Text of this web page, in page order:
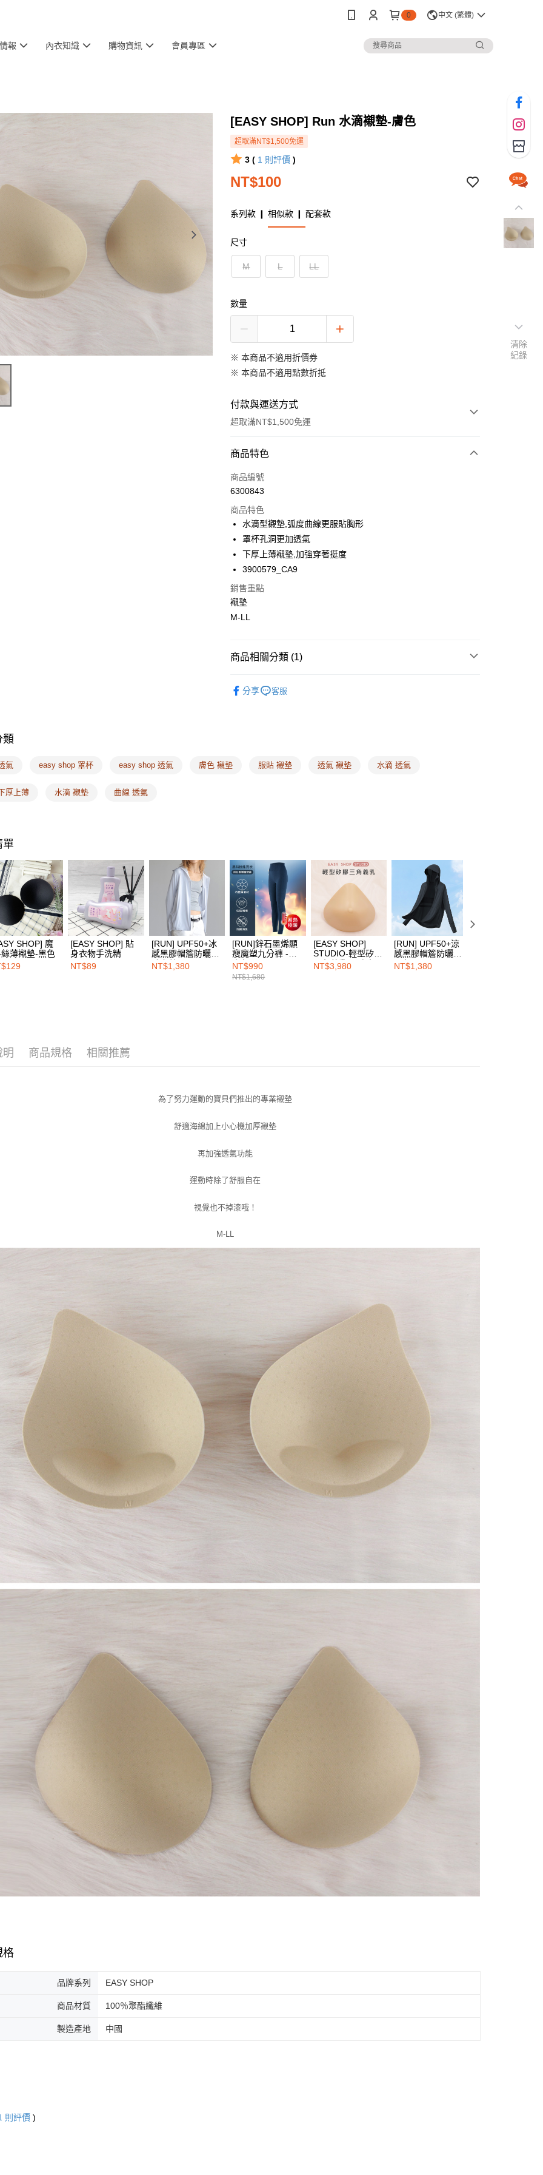
0 中文 (繁體)
報 內衣知識 購物資訊 會員專區
[EASY SHOP] Run 水滴襯墊-膚色
超取滿NT$1,500免運
3 ( 1 則評價 )
NT$100
系列款 ❙ 相似款 ❙ 配套款
尺寸
M L LL
數量
※ 本商品不適用折價券
※ 本商品不適用點數折抵
付款與運送方式
超取滿NT$1,500免運
付款方式
信用卡一次付款
LINE Pay
Apple Pay
悠遊付
Google Pay
AFTEE先享後付
AFTEE先享後付是「在收到商品之後才付款」的支付方式。 讓您購物簡單
１．於結帳方式選擇「AFTEE先享後付」後，將跳轉至「AFTEE先享後
是否繳費成功／繳費後需取消欲退款等相關疑問，請聯繫「AFTEE先享後
付客戶支援中心」
https://netprotections.freshdesk.com/support/home
【注意事項】
１．透過由恩沛科技股份有限公司提供之「AFTEE先享後付」服務完成之
交易，需依本服務之必要範圍內提供個人資料，並將交易相關給付款項請
求債權轉讓予恩沛科技股份有限公司。
２．關於個人資料處理事宜，請瀏覽以下網址：
https://aftee.tw/terms/#terms3
３．未成年的使用者請事先徵得法定代理人或監護人之同意方可使用
「AFTEE先享後付」，若未經同意申辦者引起之損失，本公司不負相關責
ATM付款
每筆NT$100，滿NT$1,500(含以上)免運費
付款後7-11取貨
每筆NT$100，滿NT$1,500(含以上)免運費
宅配
每筆NT$100，滿NT$1,500(含以上)免運費
EASY SHOP門市速取
免運費
商品特色
商品編號
6300843
商品特色
水滴型襯墊,弧度曲線更服貼胸形
罩杯孔洞更加透氣
下厚上薄襯墊,加強穿著挺度
3900579_CA9
銷售重點
襯墊
M-LL
商品相關分類 (1)
分享
客服
類
氣 easy shop 罩杯 easy shop 透氣 膚色 襯墊 服貼 襯墊 透氣 襯墊 水滴 透氣
厚上薄 水滴 襯墊 曲線 透氣
單
SHOP] 魔
薄襯墊-黑色
[EASY SHOP] 貼
身衣物手洗精
NT$89
[RUN] UPF50+冰
感黑膠帽簷防曬衣-
晴空藍
NT$1,380
[RUN]鋅石墨烯顯
瘦魔塑九分褲 -天
青色
NT$990
NT$1,680
[EASY SHOP]
STUDIO-輕型矽膠
三角義乳-柔膚色
NT$3,980
[RUN] UPF50+涼
感黑膠帽簷防曬衣-
黑色
NT$1,380
明 商品規格 相關推薦
為了努力運動的寶貝們推出的專業襯墊
舒適海綿加上小心機加厚襯墊
再加強透氣功能
運動時除了舒服自在
視覺也不掉漆哦！
M-LL
格
品牌系列 EASY SHOP
商品材質 100％聚酯纖維
製造產地 中國
則評價 )
清除
紀錄